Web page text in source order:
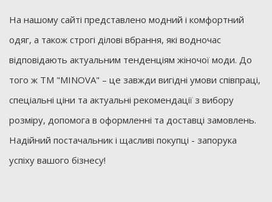
На нашому сайті представлено модний і комфортний
одяг, а також строгі ділові вбрання, які водночас
відповідають актуальним тенденціям жіночої моди. До
того ж ТМ "MINOVA" – це завжди вигідні умови співпраці,
спеціальні ціни та актуальні рекомендації з вибору
розміру, допомога в оформленні та доставці замовлень.
Надійний постачальник і щасливі покупці - запорука
успіху вашого бізнесу!